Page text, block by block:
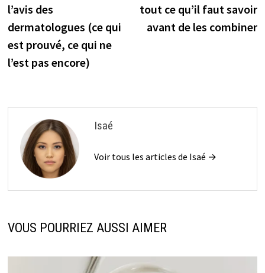
l’article
l’avis des
dermatologues (ce qui
est prouvé, ce qui ne
l’est pas encore)
tout ce qu’il faut savoir
avant de les combiner
Isaé
Voir tous les articles de Isaé →
VOUS POURRIEZ AUSSI AIMER